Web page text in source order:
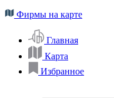
Фирмы на карте
Главная
Карта
Избранное